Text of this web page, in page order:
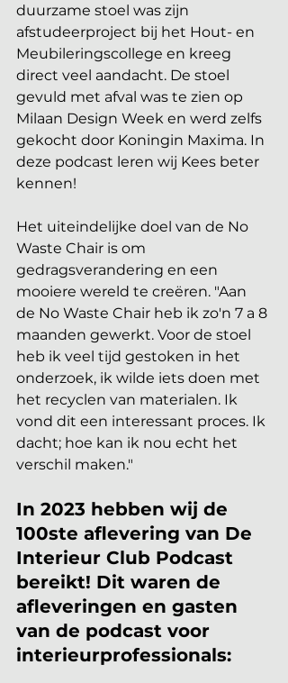
duurzame stoel was zijn
afstudeerproject bij het Hout- en
Meubileringscollege en kreeg
direct veel aandacht. De stoel
gevuld met afval was te zien op
Milaan Design Week en werd zelfs
gekocht door Koningin Maxima. In
deze podcast leren wij Kees beter
kennen!
Het uiteindelijke doel van de No
Waste Chair is om
gedragsverandering en een
mooiere wereld te creëren. "Aan
de No Waste Chair heb ik zo'n 7 a 8
maanden gewerkt. Voor de stoel
heb ik veel tijd gestoken in het
onderzoek, ik wilde iets doen met
het recyclen van materialen. Ik
vond dit een interessant proces. Ik
dacht; hoe kan ik nou echt het
verschil maken."
In 2023 hebben wij de
100ste aflevering van De
Interieur Club Podcast
bereikt! Dit waren de
afleveringen en gasten
van de podcast voor
interieurprofessionals: